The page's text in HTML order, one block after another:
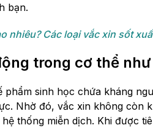
bạn.
nhiêu? Các loại vắc xin sốt
trong cơ thể
sinh học chứa kháng
Nhờ đó, vắc xin không còn
thống miễn dịch. Khi được